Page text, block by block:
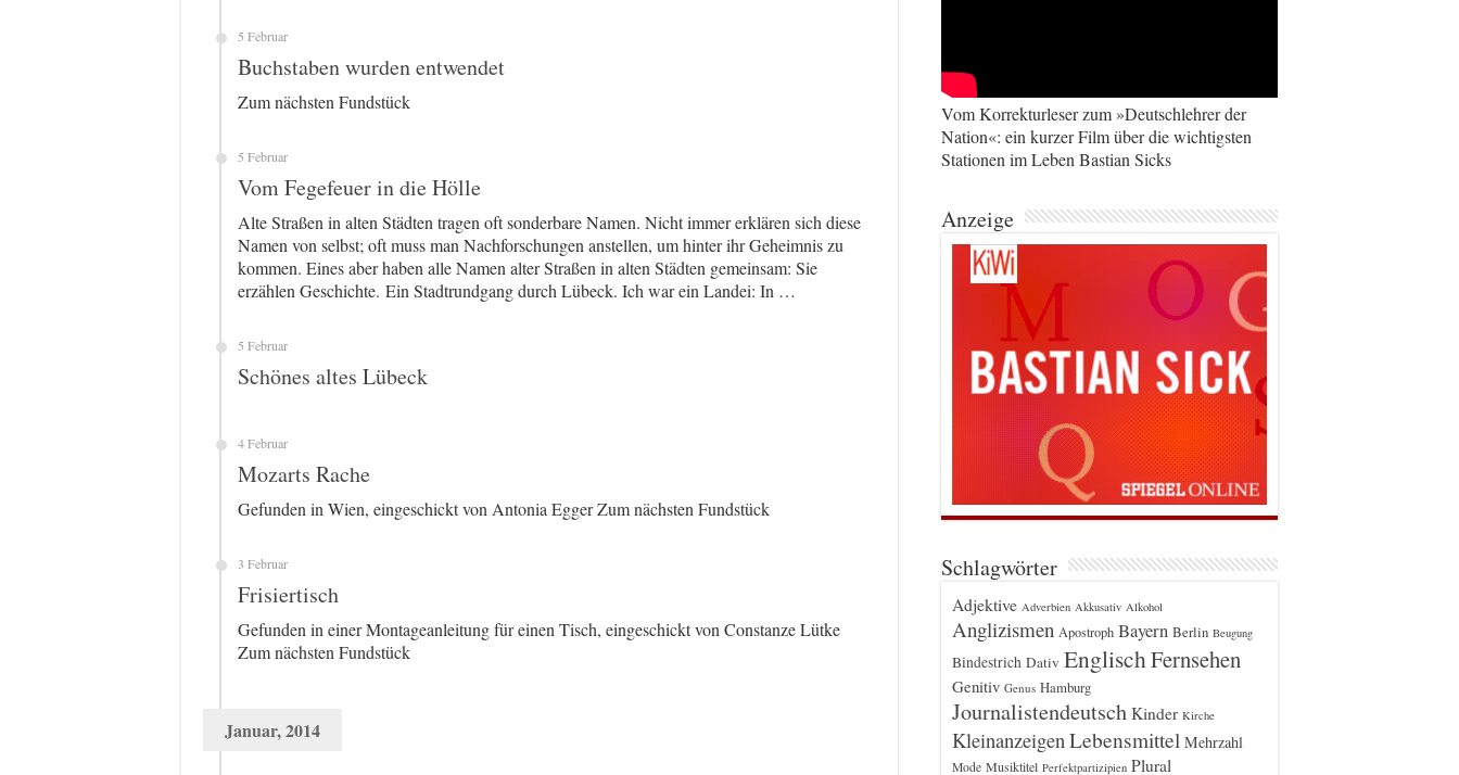
5 Februar
Buchstaben wurden entwendet
Zum nächsten Fundstück
5 Februar
Vom Fegefeuer in die Hölle
Alte Straßen in alten Städten tragen oft sonderbare Namen. Nicht immer erklären sich diese
Namen von selbst; oft muss man Nachforschungen anstellen, um hinter ihr Geheimnis zu
kommen. Eines aber haben alle Namen alter Straßen in alten Städten gemeinsam: Sie
erzählen Geschichte. Ein Stadtrundgang durch Lübeck. Ich war ein Landei: In …
5 Februar
Schönes altes Lübeck
4 Februar
Mozarts Rache
Gefunden in Wien, eingeschickt von Antonia Egger Zum nächsten Fundstück
3 Februar
Frisiertisch
Gefunden in einer Montageanleitung für einen Tisch, eingeschickt von Constanze Lütke
Zum nächsten Fundstück
Januar, 2014
Vom Korrekturleser zum »Deutschlehrer der
Nation«: ein kurzer Film über die wichtigsten
Stationen im Leben Bastian Sicks
Anzeige
Schlagwörter
Adjektive Adverbien Akkusativ Alkohol
Anglizismen Apostroph Bayern Berlin Beugung
Bindestrich Dativ EnglischFernsehen
Genitiv Genus Hamburg
Journalistendeutsch Kinder Kirche
Kleinanzeigen Lebensmittel Mehrzahl
Mode Musiktitel Perfektpartizipien Plural